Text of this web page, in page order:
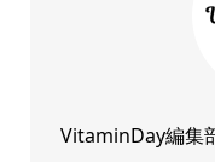
VitaminDay編集